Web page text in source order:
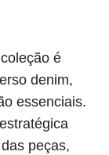
é
denim,
essenciais.
peças,